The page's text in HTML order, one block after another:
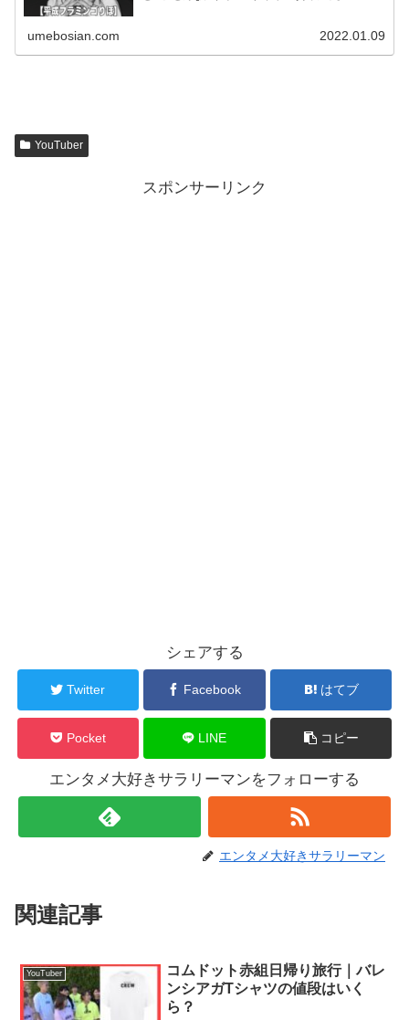
umebosian.com 2022.01.09
YouTuber
スポンサーリンク
シェアする
Twitter Facebook はてブ
Pocket LINE コピー
エンタメ大好きサラリーマンをフォローする
エンタメ大好きサラリーマン
関連記事
YouTuber
コムドット赤組日帰り旅行｜バレ
ンシアガTシャツの値段はいく
ら？